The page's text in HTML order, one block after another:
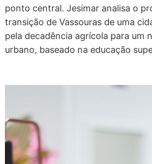
ponto central. Jesimar analisa o
transição de Vassouras de uma
pela decadência agrícola para um
urbano, baseado na educação